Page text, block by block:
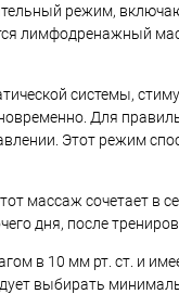
режим,
лимфодренажный
системы,
Для
Этот режим
массаж сочетает в
дня, после
в 10 мм рт. ст. и
выбирать